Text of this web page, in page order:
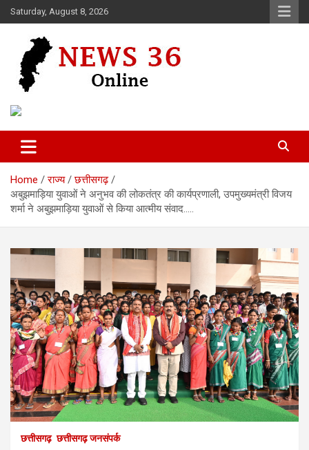
Skip
to
Saturday, August 8, 2026
News 36
Home राज्य
छत्तीसगढ़
अबुझमाड़िया युवाओं ने अनुभव की लोकतंत्र की कार्यप्रणाली, उपमुख्यमंत्री विजय
शर्मा ने अबुझमाड़िया युवाओं से किया आत्मीय संवाद…..
छत्तीसगढ़ छत्तीसगढ़ जनसंपर्क